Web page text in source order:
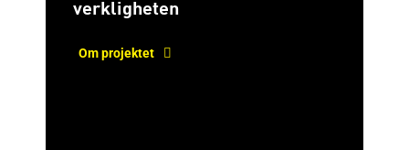
verkligheten
Om projektet